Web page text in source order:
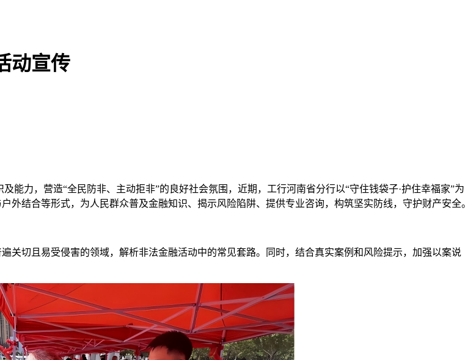
动宣传
能力，营造“全民防非、主动拒非”的良好社会氛围，近期，工行河南省分行以“守住钱袋子·护住幸福家”为
结合等形式，为人民群众普及金融知识、揭示风险陷阱、提供专业咨询，构筑坚实防线，守护财产安全。
关切且易受侵害的领域，解析非法金融活动中的常见套路。同时，结合真实案例和风险提示，加强以案说